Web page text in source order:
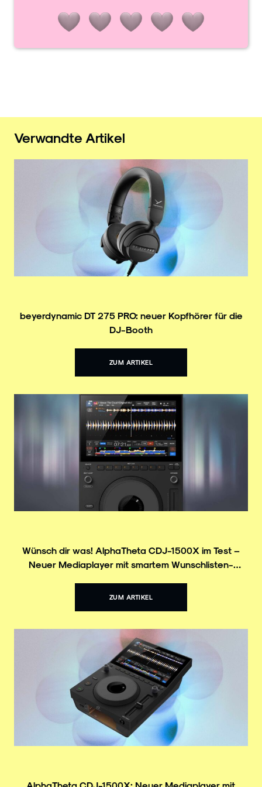
Verwandte Artikel
beyerdynamic DT 275 PRO: neuer Kopfhörer für die
DJ-Booth
ZUM ARTIKEL
Wünsch dir was! AlphaTheta CDJ-1500X im Test –
Neuer Mediaplayer mit smartem Wunschlisten-
ZUM ARTIKEL